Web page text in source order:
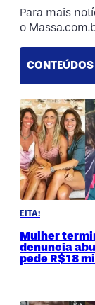
Para mais
o
EITA!
Mulher
denuncia
pede R$18